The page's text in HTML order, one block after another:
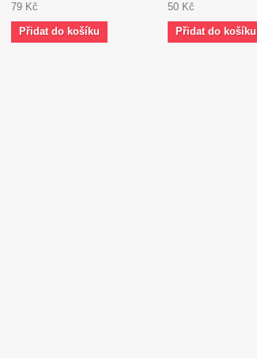
79 Kč
Přidat do košíku
50 Kč
Přidat do košíku